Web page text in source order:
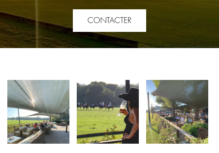
CONTACTER